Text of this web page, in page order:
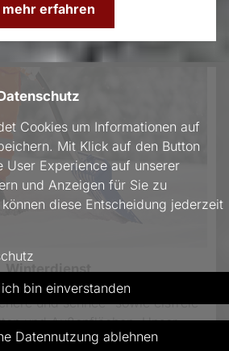
mehr erfahren
Winterdienst
und schnee- sowie eisfreie
und Außenflächen. Unser
das Räumen und Streuen
Cookies um Informationen auf
Mit Klick auf den Button
User Experience auf unserer
und Anzeigen für Sie zu
diese Entscheidung jederzeit
bin einverstanden
Datennutzung ablehnen